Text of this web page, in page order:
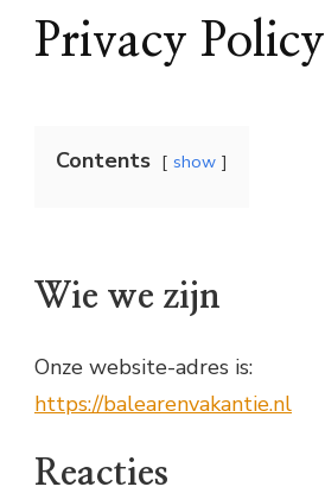
Privacy Policy
Contents show
Wie we zijn
Onze website-adres is:
https://balearenvakantie.nl
Reacties